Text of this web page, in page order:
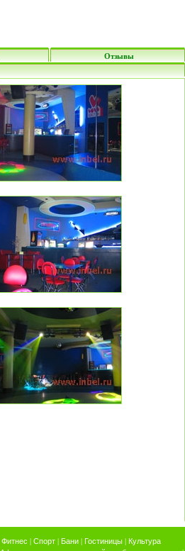
Отзывы
Фитнес | Спорт| Бани| Гостиницы| Культура